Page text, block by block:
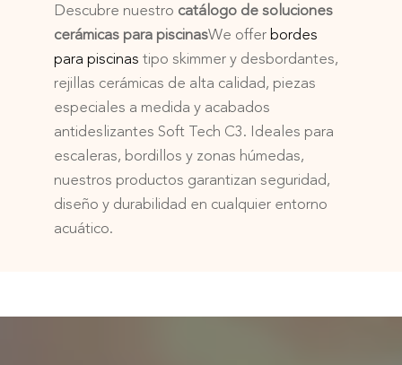
Descubre nuestro catálogo de soluciones
cerámicas para piscinasWe offer bordes
para piscinas tipo skimmer y desbordantes,
rejillas cerámicas de alta calidad, piezas
especiales a medida y acabados
antideslizantes Soft Tech C3. Ideales para
escaleras, bordillos y zonas húmedas,
nuestros productos garantizan seguridad,
diseño y durabilidad en cualquier entorno
acuático.